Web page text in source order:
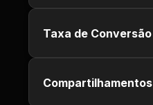
Taxa de Conversão
Compartilhamentos